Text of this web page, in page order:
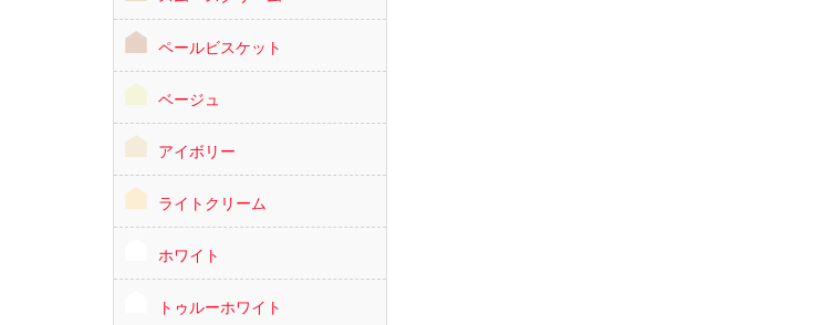
ペールビスケット
ベージュ
アイボリー
ライトクリーム
ホワイト
トゥルーホワイト